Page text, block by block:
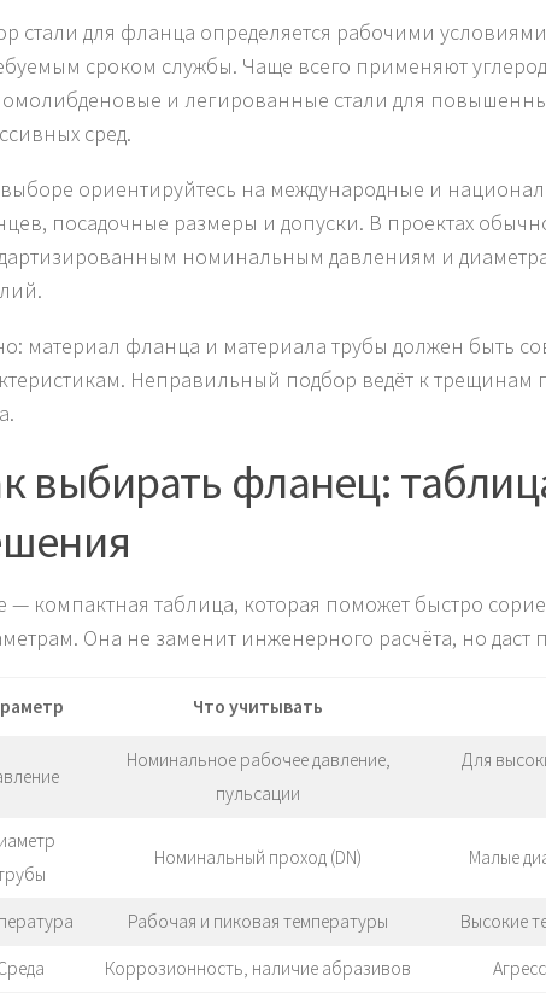
стали для фланца определяется рабочими
сроком службы. Чаще всего применяют
и легированные стали для
сред.
ориентируйтесь на международные и
посадочные размеры и допуски. В проектах
номинальным давлениям и
материал фланца и материала трубы должен быть
Неправильный подбор ведёт к
выбирать фланец:
— компактная таблица, которая поможет быстро
Она не заменит инженерного расчёта, но даст
Что учитывать
Номинальное рабочее давление,
пульсации
Для
Номинальный проход (DN) Малые
Рабочая и пиковая температуры Высокие
Коррозионность, наличие абразивов